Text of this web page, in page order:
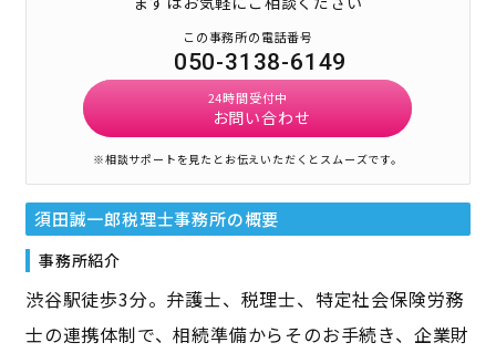
この事務所の電話番号
050-3138-6149
24時間受付中
お問い合わせ
※相談サポートを見たとお伝えいただくとスムーズです。
須田誠一郎税理士事務所の概要
事務所紹介
渋谷駅徒歩3分。弁護士、税理士、特定社会保険労務
士の連携体制で、相続準備からそのお手続き、企業財